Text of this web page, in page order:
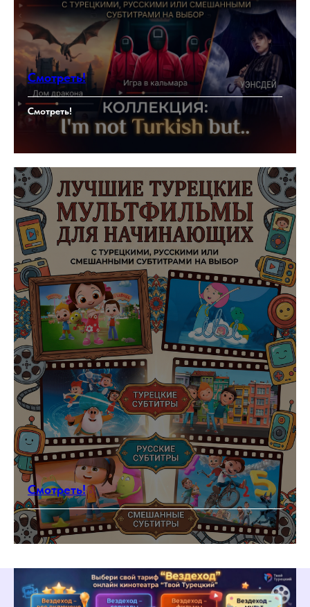
Смотреть!
Смотреть!
Смотреть!
Сможете задать свои вопросы
Ознакомитесь со структурой
изучения турецкого языка и
подберете подходящую вам
программу
Прослушаете вводную лекцию
про аффиксы, строение
турецкого языка
Вы познакомитесь с
преподавателем
Что будет на
бесплатном уроке?